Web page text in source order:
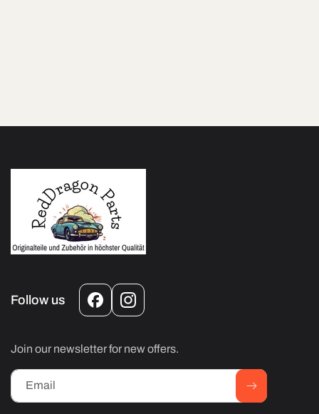
Follow us
FacebookInstagram
Join our newsletter for new offers.
Email